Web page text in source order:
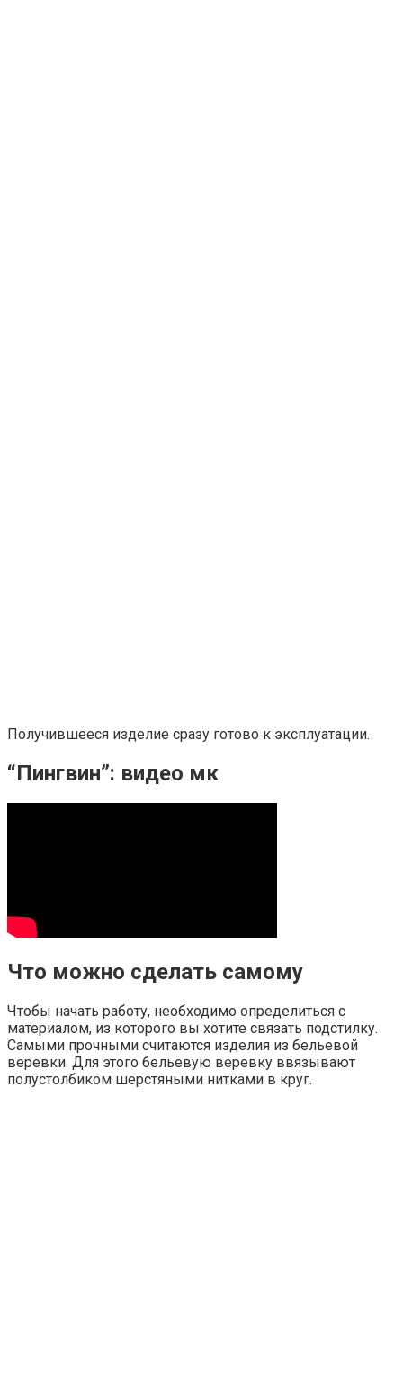
Получившееся изделие сразу готово к эксплуатации.
“Пингвин”: видео мк
Что можно сделать самому
Чтобы начать работу, необходимо определиться с
материалом, из которого вы хотите связать подстилку.
Самыми прочными считаются изделия из бельевой
веревки. Для этого бельевую веревку ввязывают
полустолбиком шерстяными нитками в круг.